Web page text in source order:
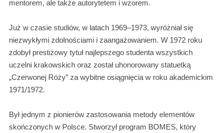
mentorem, ale także autorytetem i wzorem.
Już w czasie studiów, w latach 1969–1973, wyróżniał się
niezwykłymi zdolnościami i zaangażowaniem. W 1972 roku
zdobył prestiżowy tytuł najlepszego studenta wszystkich
uczelni krakowskich oraz został uhonorowany statuetką
„Czerwonej Róży” za wybitne osiągnięcia w roku akademickim
1971/1972.
Był jednym z pionierów zastosowania metody elementów
skończonych w Polsce. Stworzył program BOMES, który